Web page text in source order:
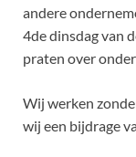
andere
4de dinsdag van
praten over
Wij werken
wij een bijdrage